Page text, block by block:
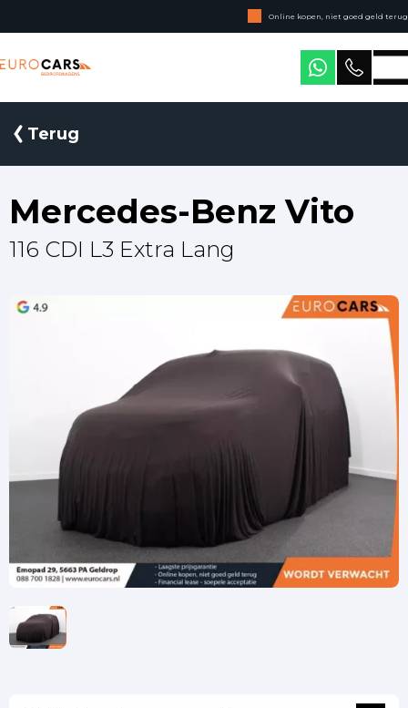
Online kopen, niet goed geld terug
Geen jaarcijfers nodig
Terug
Mercedes-Benz Vito
116 CDI L3 Extra Lang